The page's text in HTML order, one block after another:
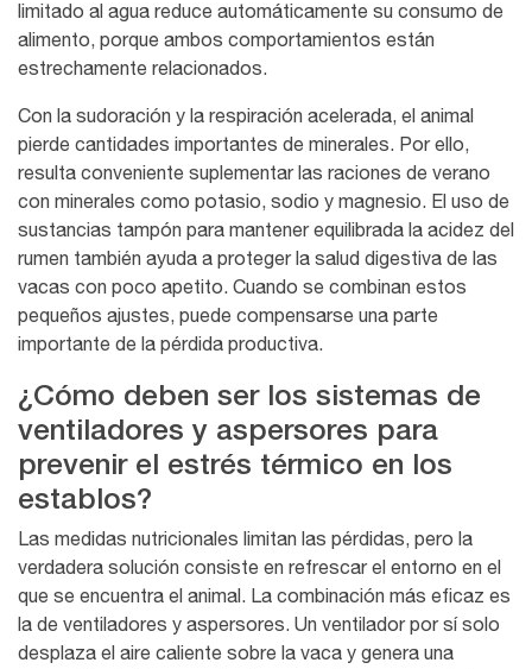
limitado al agua reduce automáticamente su consumo de
alimento, porque ambos comportamientos están
estrechamente relacionados.
Con la sudoración y la respiración acelerada, el animal
pierde cantidades importantes de minerales. Por ello,
resulta conveniente suplementar las raciones de verano
con minerales como potasio, sodio y magnesio. El uso de
sustancias tampón para mantener equilibrada la acidez del
rumen también ayuda a proteger la salud digestiva de las
vacas con poco apetito. Cuando se combinan estos
pequeños ajustes, puede compensarse una parte
importante de la pérdida productiva.
¿Cómo deben ser los sistemas de
ventiladores y aspersores para
prevenir el estrés térmico en los
establos?
Las medidas nutricionales limitan las pérdidas, pero la
verdadera solución consiste en refrescar el entorno en el
que se encuentra el animal. La combinación más eficaz es
la de ventiladores y aspersores. Un ventilador por sí solo
desplaza el aire caliente sobre la vaca y genera una